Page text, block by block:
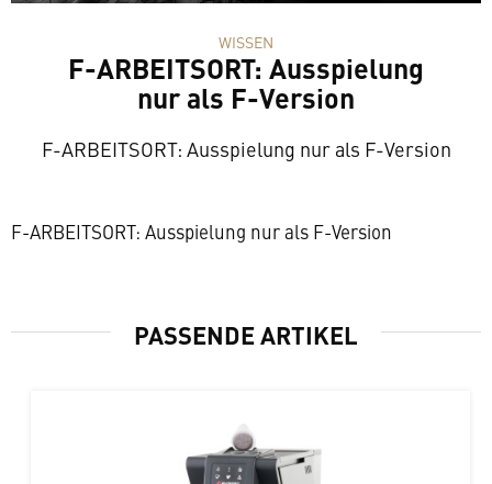
WISSEN
F-ARBEITSORT: Ausspielung
nur als F-Version
F-ARBEITSORT: Ausspielung nur als F-Version
F-ARBEITSORT: Ausspielung nur als F-Version
PASSENDE ARTIKEL